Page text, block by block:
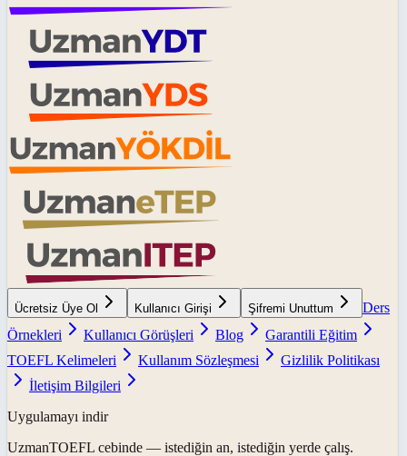
Ücretsiz Üye Ol Kullanıcı Girişi Şifremi Unuttum
Ders
Örnekleri
Kullanıcı Görüşleri Blog
Garantili Eğitim
TOEFL Kelimeleri
Kullanım Sözleşmesi
Gizlilik Politikası
İletişim Bilgileri
Uygulamayı indir
UzmanTOEFL cebinde — istediğin an, istediğin yerde çalış.